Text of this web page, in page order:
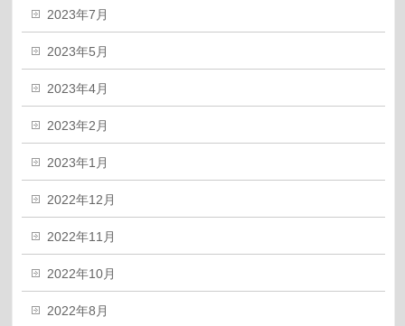
2023年7月
2023年5月
2023年4月
2023年2月
2023年1月
2022年12月
2022年11月
2022年10月
2022年8月